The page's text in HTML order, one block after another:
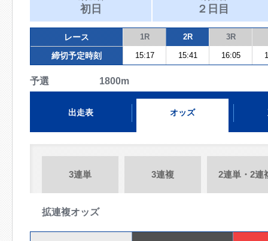
初日 ２日目
レース 1R 2R 3R
締切予定時刻 15:17 15:41 16:05
予選 1800m
出走表 オッズ
3連単 3連複 2連単・2連
拡連複オッズ